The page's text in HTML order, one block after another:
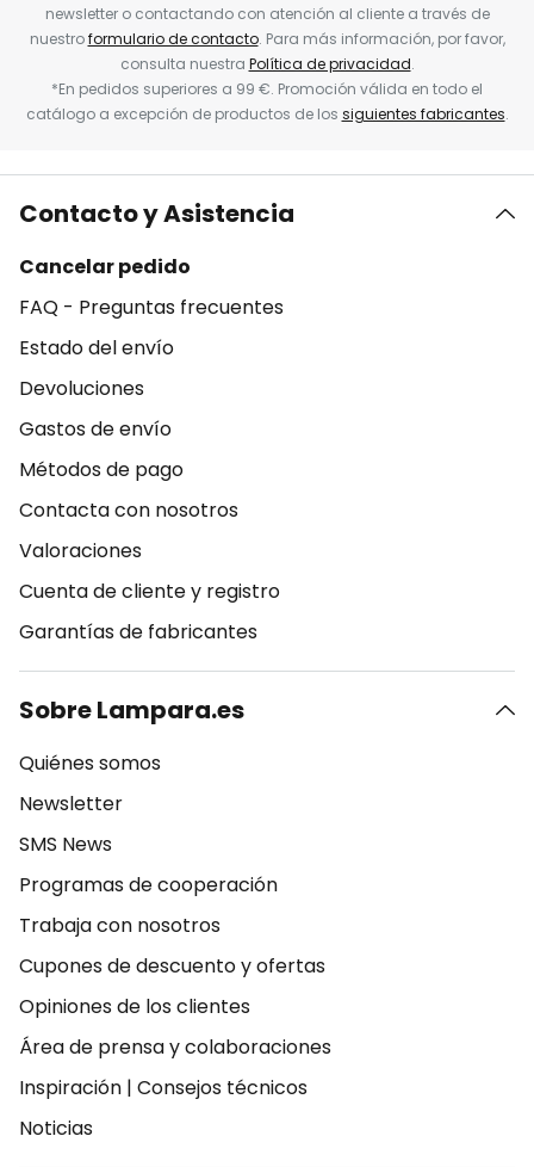
newsletter o contactando con atención al cliente a través de
nuestroformulario de contacto. Para más información, por favor,
consulta nuestra Política de privacidad.
*En pedidos superiores a 99 €. Promoción válida en todo el
catálogo a excepción de productos de los siguientes fabricantes.
Contacto y Asistencia
Cancelar pedido
FAQ - Preguntas frecuentes
Estado del envío
Devoluciones
Gastos de envío
Métodos de pago
Contacta con nosotros
Valoraciones
Cuenta de cliente y registro
Garantías de fabricantes
Sobre Lampara.es
Quiénes somos
Newsletter
SMS News
Programas de cooperación
Trabaja con nosotros
Cupones de descuento y ofertas
Opiniones de los clientes
Área de prensa y colaboraciones
Inspiración | Consejos técnicos
Noticias